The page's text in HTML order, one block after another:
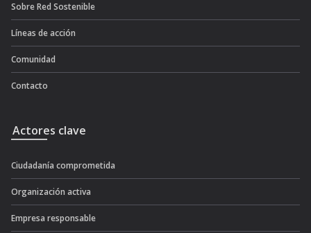
Sobre Red Sostenible
Líneas de acción
Comunidad
Contacto
Actores clave
Ciudadanía comprometida
Organización activa
Empresa responsable